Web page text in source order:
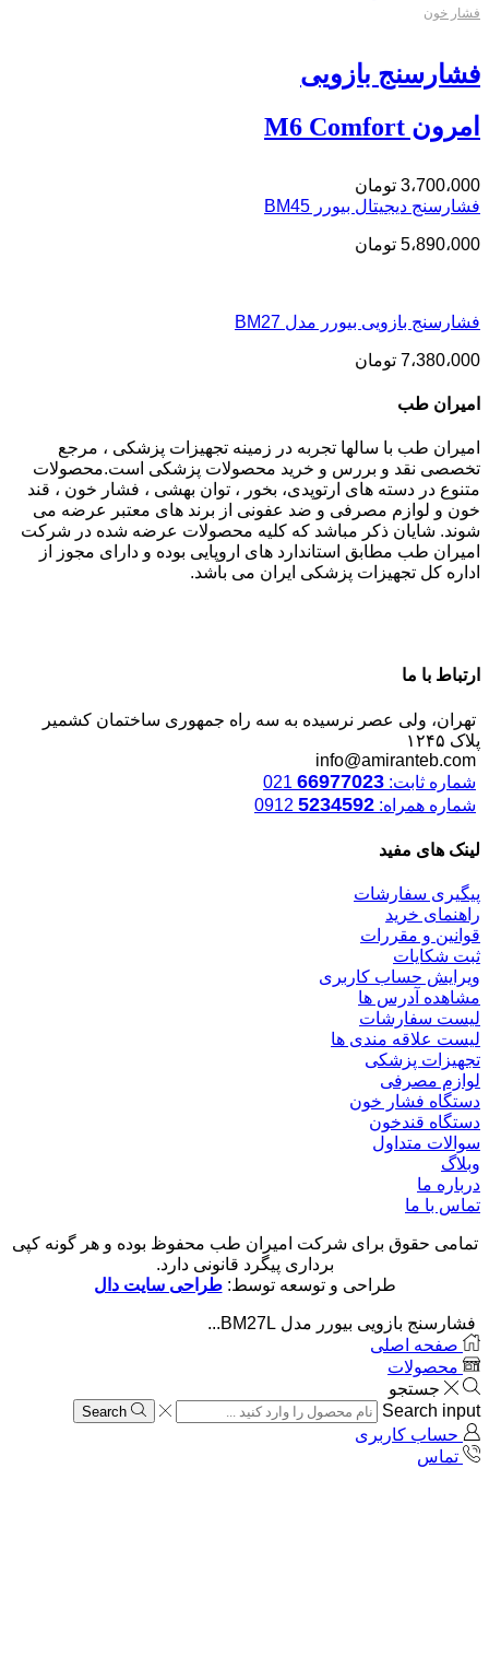
فشار خون
فشارسنج بازویی
امرون M6 Comfort
3،700،000 تومان
فشارسنج دیجیتال بیورر BM45
5،890،000 تومان
فشارسنج بازویی بیورر مدل BM27
7،380،000 تومان
امیران طب
امیران طب با سالها تجربه در زمینه تجهیزات پزشکی ، مرجع
تخصصی نقد و بررس و خرید محصولات پزشکی است.محصولات
متنوع در دسته های ارتوپدی، بخور ، توان بهشی ، فشار خون ، قند
خون و لوازم مصرفی و ضد عفونی از برند های معتبر عرضه می
شوند. شایان ذکر مباشد که کلیه محصولات عرضه شده در شرکت
امیران طب مطابق استاندارد های اروپایی بوده و دارای مجوز از
اداره کل تجهیزات پزشکی ایران می باشد.
ارتباط با ما
تهران، ولی عصر نرسیده به سه راه جمهوری ساختمان کشمیر
پلاک ۱۲۴۵
info@amiranteb.com
شماره ثابت: 66977023
شماره همراه: 5234592
لینک های مفید
پیگیری سفارشات
راهنمای خرید
قوانین و مقررات
ثبت شکایات
ویرایش حساب کاربری
مشاهده آدرس ها
لیست سفارشات
لیست علاقه مندی ها
تجهیزات پزشکی
لوازم مصرفی
دستگاه فشار خون
دستگاه قندخون
سوالات متداول
وبلاگ
درباره ما
تماس با ما
تمامی حقوق برای شرکت امیران طب محفوظ بوده و هر گونه کپی
برداری پیگرد قانونی دارد.
طراحی و توسعه توسط:طراحی سایت دال
فشارسنج بازویی بیورر مدل BM27L...
صفحه اصلی
محصولات
جستجو
Search input
Search
حساب کاربری
تماس